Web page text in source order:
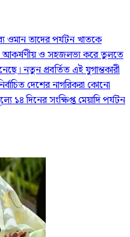
ওমান তাদের পর্যটন খাতকে
আকর্ষণীয় ও সহজলভ্য করে তুলতে
নতুন প্রবর্তিত এই যুগান্তকারী
দেশের নাগরিকরা কোনো
১৪ দিনের সংক্ষিপ্ত মেয়াদি পর্যটন